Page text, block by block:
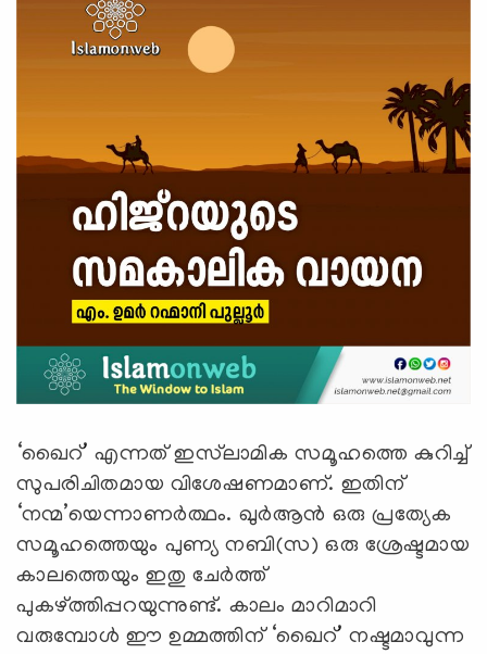
‘ഖൈറ്’ എന്നത് ഇസ്‌ലാമിക സമൂഹത്തെ കുറിച്ച്
സുപരിചിതമായ വിശേഷണമാണ്. ഇതിന്
‘നന്മ’യെന്നാണര്‍ത്ഥം. ഖുര്‍ആന്‍ ഒരു പ്രത്യേക
സമൂഹത്തെയും പുണ്യ നബി(സ) ഒരു ശ്രേഷ്ടമായ
കാലത്തെയും ഇതു ചേര്‍ത്ത്
പുകഴ്ത്തിപ്പറയുന്നുണ്ട്. കാലം മാറിമാറി
വരുമ്പോള്‍ ഈ ഉമ്മത്തിന് ‘ഖൈറ്’ നഷ്ടമാവുന്ന